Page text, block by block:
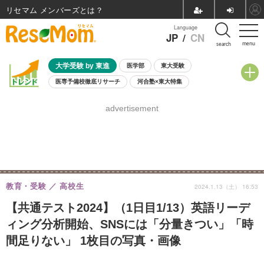
menu
Language
JP / CN search
大学受験 by 東進 医学部 東大受験
医専予備校徹底リサーチ 河合塾×東大特集
8月開催学校説明会・相談会
advertisement
【共通テスト2024】（1日目1/13）英語リーデ
ィング分析開始、SNSには「分量きつい」「時
間足りない」 1枚目の写真・画像
教育・受験 高校生 2024.1.13（土） 16:53
リセマム メンバーズ